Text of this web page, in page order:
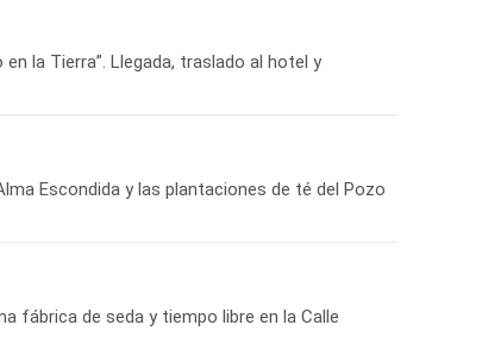
la Tierra”. Llegada, traslado al hotel y
Escondida y las plantaciones de té del Pozo
fábrica de seda y tiempo libre en la Calle